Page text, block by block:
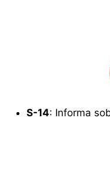
S-14: Informa